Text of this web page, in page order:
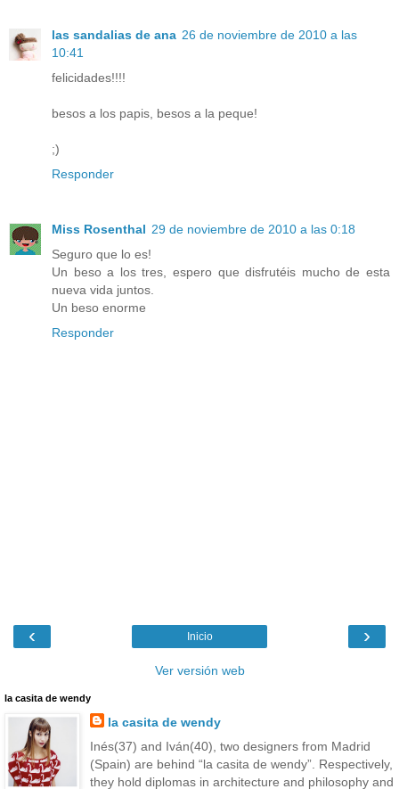
las sandalias de ana 26 de noviembre de 2010 a las
10:41
felicidades!!!!
besos a los papis, besos a la peque!
;)
Responder
Miss Rosenthal 29 de noviembre de 2010 a las 0:18
Seguro que lo es!
Un beso a los tres, espero que disfrutéis mucho de esta
nueva vida juntos.
Un beso enorme
Responder
‹ ›
Inicio
Ver versión web
la casita de wendy
la casita de wendy
Inés(37) and Iván(40), two designers from Madrid
(Spain) are behind “la casita de wendy”. Respectively,
they hold diplomas in architecture and philosophy and